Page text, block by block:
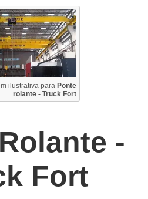
ilustrativa para Ponte
rolante - Truck Fort
-
Fort